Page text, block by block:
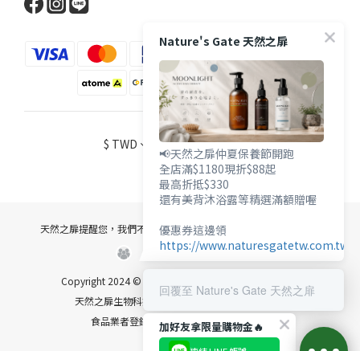
$ TWD 繁體中文
天然之扉提醒您，我們不會以電話或簡訊方式通知變更付款方式。
Copyright 2024 © 匯總實業有限公司 統編：30954622
天然之扉生物科技股份有限公司 統編：27727574
食品業者登錄字號 A-130954622-00000-9
Nature's Gate 天然之扉
📢天然之扉仲夏保養節開跑
全店滿$1180現折$88起
最高折抵$330
還有美背沐浴露等精選滿額贈喔
優惠券這邊領
https://www.naturesgatetw.com.tw/
回覆至 Nature's Gate 天然之扉
加好友拿限量購物金🔥